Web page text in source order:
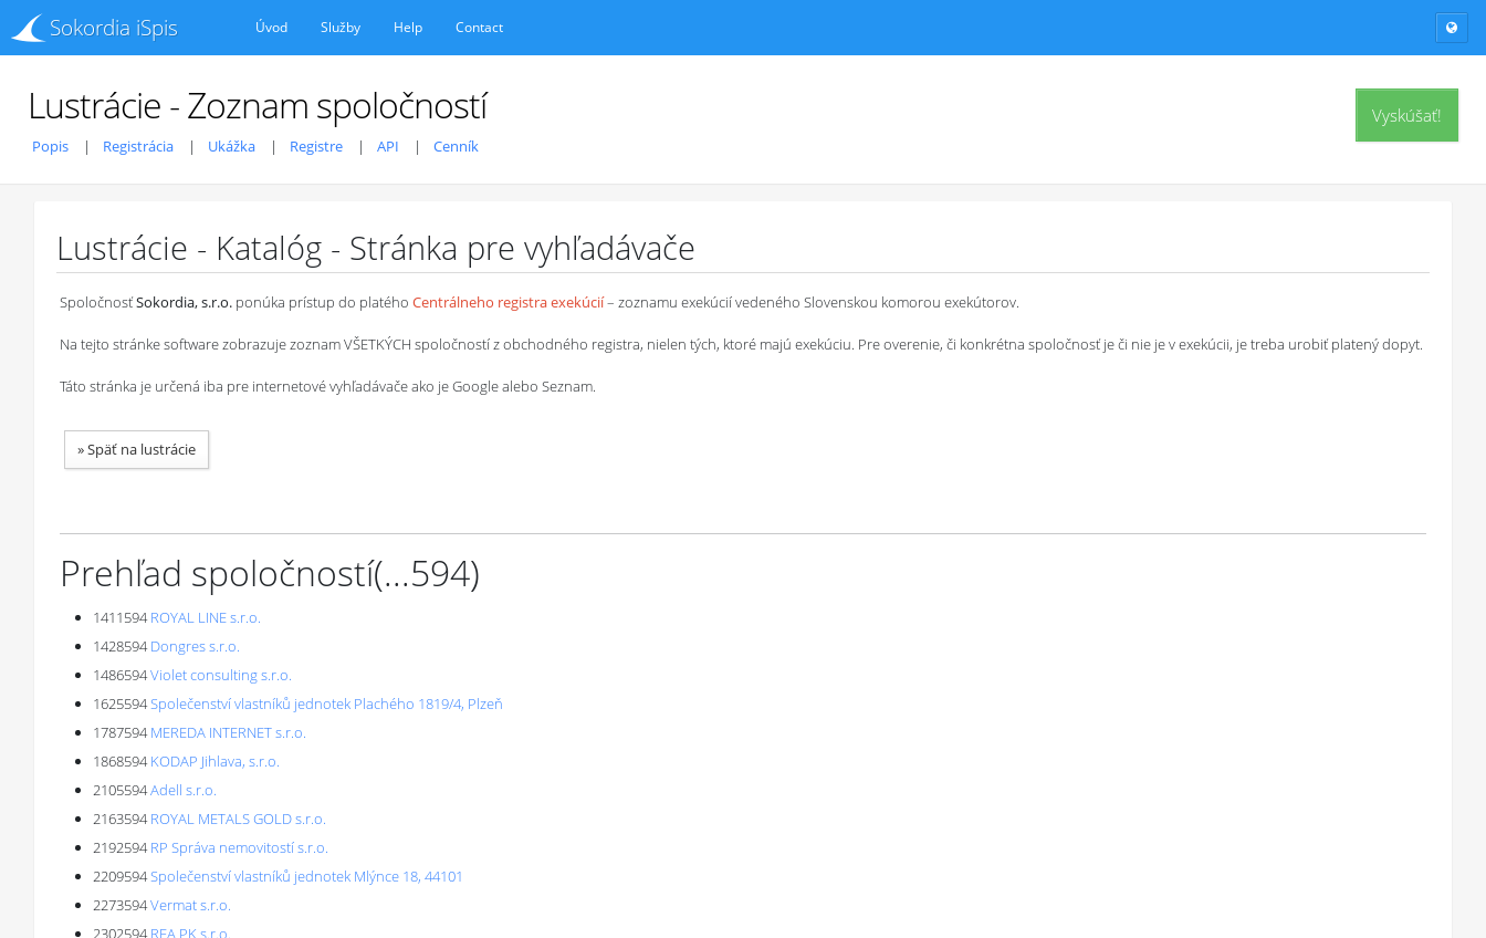
Sokordia iSpis Úvod Služby Help Contact
Vyskúšať!
Lustrácie - Zoznam spoločností
Popis Registrácia Ukážka Registre API Cenník
Lustrácie - Katalóg - Stránka pre vyhľadávače
SpoločnosťSokordia, s.r.o. ponúka prístup do platého Centrálneho registra exekúcií– zoznamu exekúcií vedeného Slovenskou komorou exekútorov.
Na tejto stránke software zobrazuje zoznam VŠETKÝCH spoločností z obchodného registra, nielen tých, ktoré majú exekúciu. Pre overenie, či konkrétna spoločnosť je či nie je v exekúcii, je treba urobiť platený dopyt.
Táto stránka je určená iba pre internetové vyhľadávače ako je Google alebo Seznam.
»Späť na lustrácie
Prehľad spoločností(...594)
1411594 ROYAL LINE s.r.o.
1428594 Dongres s.r.o.
1486594Violet consulting s.r.o.
1625594Společenství vlastníků jednotek Plachého 1819/4, Plzeň
1787594 MEREDA INTERNET s.r.o.
1868594 KODAP Jihlava, s.r.o.
2105594Adell s.r.o.
2163594 ROYAL METALS GOLD s.r.o.
2192594 RP Správa nemovitostí s.r.o.
2209594Společenství vlastníků jednotek Mlýnce 18, 44101
2273594Vermat s.r.o.
2302594 REA PK s.r.o.